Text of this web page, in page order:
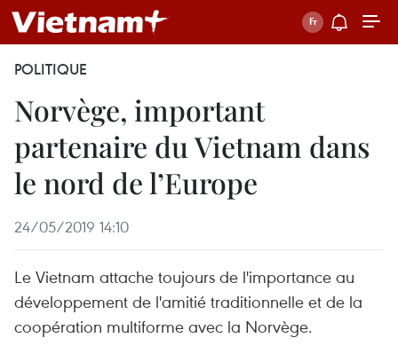
POLITIQUE
Norvège, important
partenaire du Vietnam dans
le nord de l’Europe
24/05/2019 14:10
Le Vietnam attache toujours de l'importance au
développement de l'amitié traditionnelle et de la
coopération multiforme avec la Norvège.